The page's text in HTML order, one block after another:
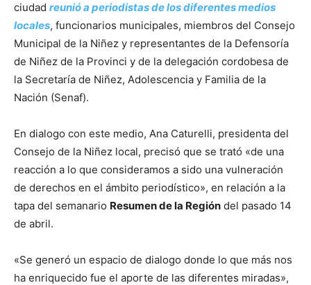
ciudad reunió a periodistas de los diferentes medios
locales, funcionarios municipales, miembros del Consejo
Municipal de la Niñez y representantes de la Defensoría
de Niñez de la Provinci y de la delegación cordobesa de
la Secretaría de Niñez, Adolescencia y Familia de la
Nación (Senaf).
En dialogo con este medio, Ana Caturelli, presidenta del
Consejo de la Niñez local, precisó que se trató «de una
reacción a lo que consideramos a sido una vulneración
de derechos en el ámbito periodístico», en relación a la
tapa del semanario Resumen de la Región del pasado 14
de abril.
«Se generó un espacio de dialogo donde lo que más nos
ha enriquecido fue el aporte de las diferentes miradas»,